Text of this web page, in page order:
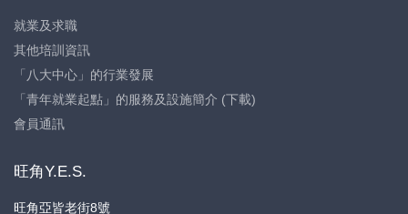
就業及求職
其他培訓資訊
「八大中心」的行業發展
「青年就業起點」的服務及設施簡介 (下載)
會員通訊
旺角Y.E.S.
旺角亞皆老街8號